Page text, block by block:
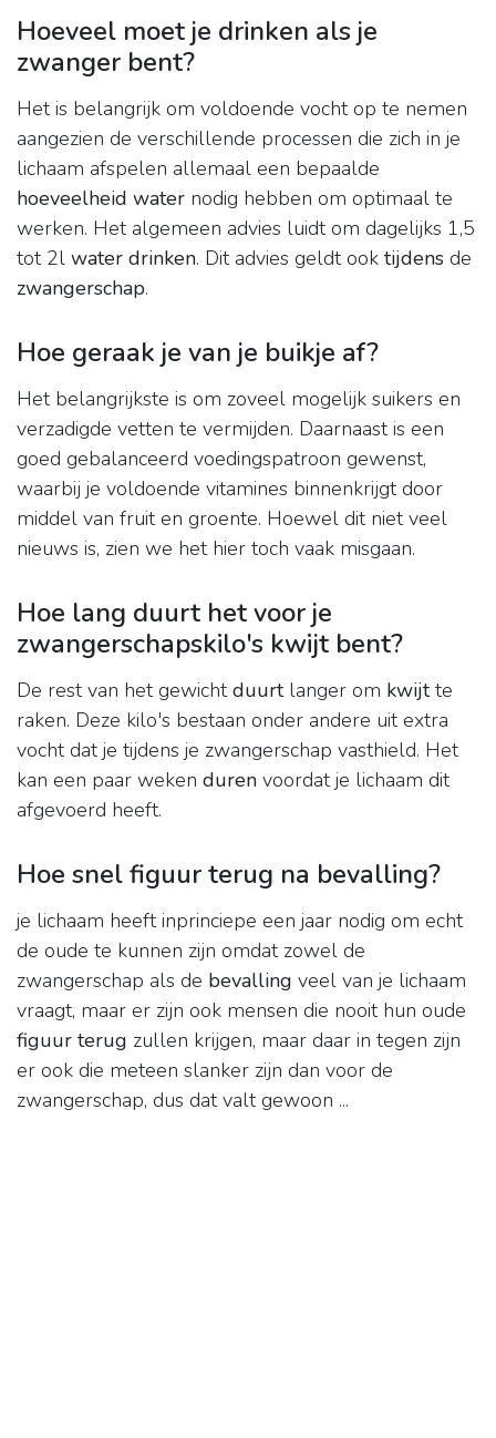
Hoeveel moet je drinken als je
zwanger bent?
Het is belangrijk om voldoende vocht op te nemen
aangezien de verschillende processen die zich in je
lichaam afspelen allemaal een bepaalde
hoeveelheid water nodig hebben om optimaal te
werken. Het algemeen advies luidt om dagelijks 1,5
tot 2l water drinken. Dit advies geldt ook tijdens de
zwangerschap.
Hoe geraak je van je buikje af?
Het belangrijkste is om zoveel mogelijk suikers en
verzadigde vetten te vermijden. Daarnaast is een
goed gebalanceerd voedingspatroon gewenst,
waarbij je voldoende vitamines binnenkrijgt door
middel van fruit en groente. Hoewel dit niet veel
nieuws is, zien we het hier toch vaak misgaan.
Hoe lang duurt het voor je
zwangerschapskilo's kwijt bent?
De rest van het gewichtduurtlanger om kwijtte
raken. Deze kilo's bestaan onder andere uit extra
vocht dat je tijdens je zwangerschap vasthield. Het
kan een paar weken duren voordat je lichaam dit
afgevoerd heeft.
Hoe snel figuur terug na bevalling?
je lichaam heeft inprinciepe een jaar nodig om echt
de oude te kunnen zijn omdat zowel de
zwangerschap als de bevalling veel van je lichaam
vraagt, maar er zijn ook mensen die nooit hun oude
figuur terug zullen krijgen, maar daar in tegen zijn
er ook die meteen slanker zijn dan voor de
zwangerschap, dus dat valt gewoon ...